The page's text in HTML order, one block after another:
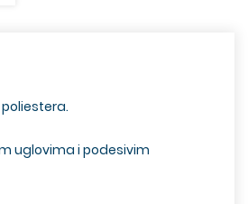
uglovima i podesivim